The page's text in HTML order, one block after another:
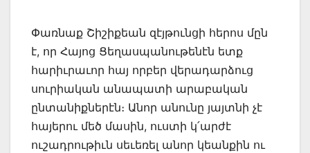
Փառնաք Շիշիքեան զէյթունցի հերոս մըն
է, որ Հայոց Ցեղասպանութենէն ետք
հարիւրաւոր հայ որբեր վերադարձուց
սուրիական անապատի արաբական
ընտանիքներէն։ Անոր անունը յայտնի չէ
հայերու մեծ մասին, ուստի կ՛արժէ
ուշադրութիւն սեւեռել անոր կեանքին ու